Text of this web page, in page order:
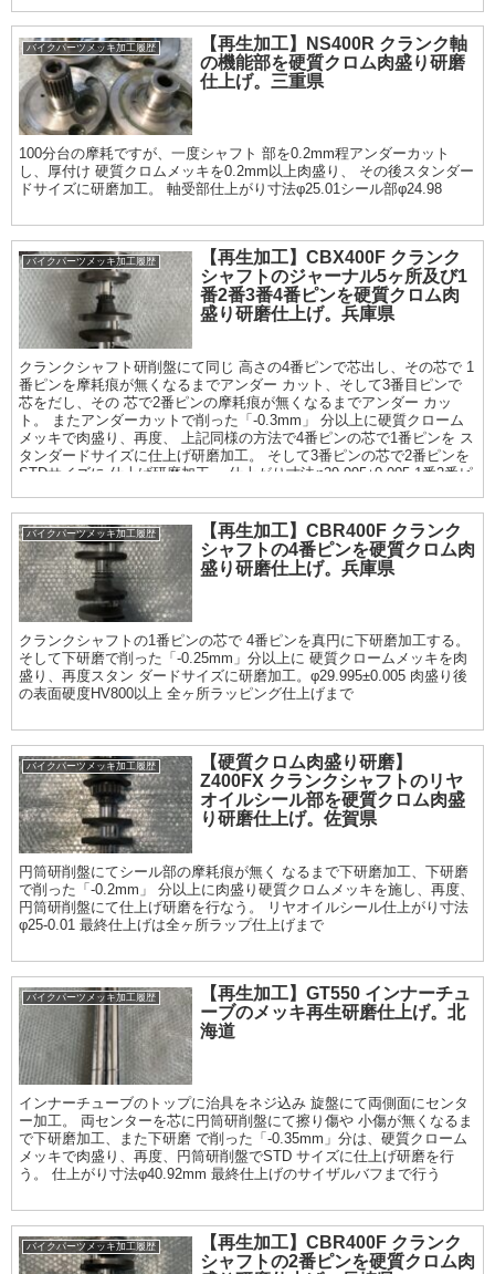
バイクパーツメッキ加工履歴
【再生加工】NS400R クランク軸
の機能部を硬質クロム肉盛り研磨
仕上げ。三重県
100分台の摩耗ですが、一度シャフト 部を0.2mm程アンダーカット
し、厚付け 硬質クロムメッキを0.2mm以上肉盛り、 その後スタンダー
ドサイズに研磨加工。 軸受部仕上がり寸法φ25.01シール部φ24.98
バイクパーツメッキ加工履歴
【再生加工】CBX400F クランク
シャフトのジャーナル5ヶ所及び1
番2番3番4番ピンを硬質クロム肉
盛り研磨仕上げ。兵庫県
クランクシャフト研削盤にて同じ 高さの4番ピンで芯出し、その芯で 1
番ピンを摩耗痕が無くなるまでアンダー カット、そして3番目ピンで
芯をだし、その 芯で2番ピンの摩耗痕が無くなるまでアンダー カッ
ト。 またアンダーカットで削った「-0.3mm」 分以上に硬質クローム
メッキで肉盛り、再度、 上記同様の方法で4番ピンの芯で1番ピンを ス
タンダードサイズに仕上げ研磨加工。 そして3番ピンの芯で2番ピンを
STDサイズに 仕上げ研磨加工。 仕上がり寸法φ29.995±0.005 1番2番ピ
ット。 アンダーカットで削った「-0.3mm」分以上 に硬質クロームメ
ッキで肉盛り、再度、1番 2番ピンの芯で3番4番ピンをスタンダード サ
イズに仕上げ研磨加工。 仕上がり寸法φ29.995±0.005 最終仕上げは、
耐摩耗性の向上として全ヶ所 ラッピング仕上げまで
バイクパーツメッキ加工履歴
【再生加工】CBR400F クランク
シャフトの4番ピンを硬質クロム肉
盛り研磨仕上げ。兵庫県
クランクシャフトの1番ピンの芯で 4番ピンを真円に下研磨加工する。
そして下研磨で削った「-0.25mm」分以上に 硬質クロームメッキを肉
盛り、再度スタン ダードサイズに研磨加工。φ29.995±0.005 肉盛り後
の表面硬度HV800以上 全ヶ所ラッピング仕上げまで
バイクパーツメッキ加工履歴
【硬質クロム肉盛り研磨】
Z400FX クランクシャフトのリヤ
オイルシール部を硬質クロム肉盛
り研磨仕上げ。佐賀県
円筒研削盤にてシール部の摩耗痕が無く なるまで下研磨加工、下研磨
で削った「-0.2mm」 分以上に肉盛り硬質クロムメッキを施し、再度、
円筒研削盤にて仕上げ研磨を行なう。 リヤオイルシール仕上がり寸法
φ25-0.01 最終仕上げは全ヶ所ラップ仕上げまで
バイクパーツメッキ加工履歴
【再生加工】GT550 インナーチュ
ーブのメッキ再生研磨仕上げ。北
海道
インナーチューブのトップに治具をネジ込み 旋盤にて両側面にセンタ
ー加工。 両センターを芯に円筒研削盤にて擦り傷や 小傷が無くなるま
で下研磨加工、また下研磨 で削った「-0.35mm」分は、硬質クローム
メッキで肉盛り、再度、円筒研削盤でSTD サイズに仕上げ研磨を行
う。 仕上がり寸法φ40.92mm 最終仕上げのサイザルバフまで行う
バイクパーツメッキ加工履歴
【再生加工】CBR400F クランク
シャフトの2番ピンを硬質クロム肉